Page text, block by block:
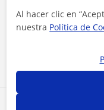
Al hacer clic, aceptas
Al hacer clic en
nuestra Política de